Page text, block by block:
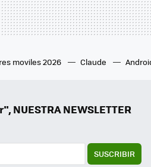
moviles 2026 Claude
NUESTRA NEWSLETTER
SUSCRIBIR